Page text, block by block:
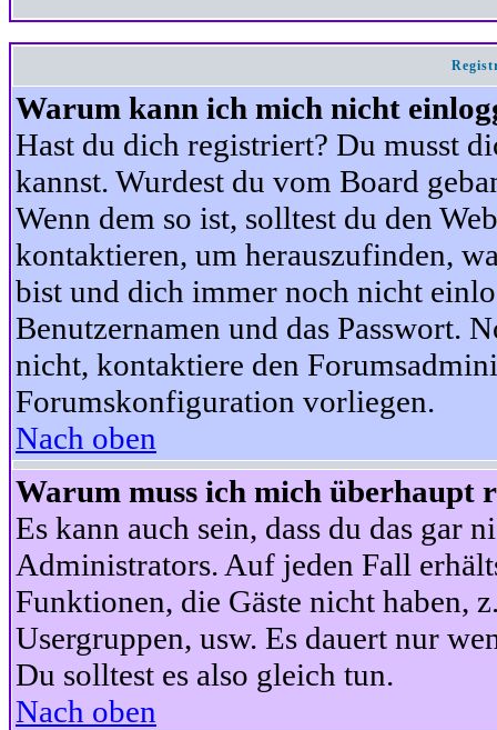
Warum kann ich mich nicht
Hast du dich registriert? Du musst
kannst. Wurdest du vom Board
Wenn dem so ist, solltest du den
kontaktieren, um herauszufinden,
bist und dich immer noch nicht
Benutzernamen und das Passwort.
nicht, kontaktiere den
Forumskonfiguration vorliegen.
Nach oben
Warum muss ich mich überhaupt
Es kann auch sein, dass du das gar
Administrators. Auf jeden Fall
Funktionen, die Gäste nicht haben,
Usergruppen, usw. Es dauert nur
Du solltest es also gleich tun.
Nach oben